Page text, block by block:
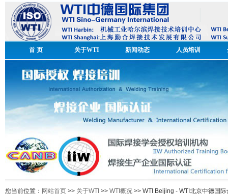
首 页 关于WTI 新闻动态 人员培训
您当前位置： 网站首页 >> 关于WTI >> WTI概况 >> WTI Beijing - WTI北京中德国